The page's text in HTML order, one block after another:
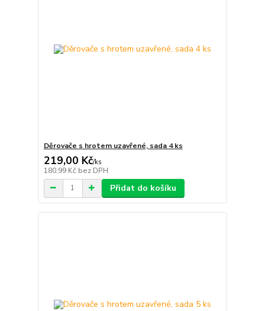
Děrovače s hrotem uzavřené, sada 4 ks
219,00 Kč/ks
180,99 Kč bez DPH
Přidat do košíku